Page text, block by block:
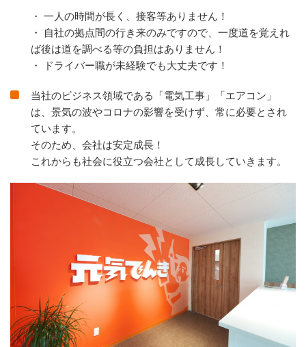
・ 一人の時間が長く、接客等ありません！
・ 自社の拠点間の行き来のみですので、一度道を覚えれ
ば後は道を調べる等の負担はありません！
・ ドライバー職が未経験でも大丈夫です！
当社のビジネス領域である「電気工事」「エアコン」
は、景気の波やコロナの影響を受けず、常に必要とされ
ています。
そのため、会社は安定成長！
これからも社会に役立つ会社として成長していきます。